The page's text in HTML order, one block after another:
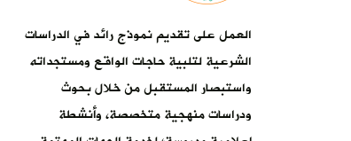
العمل على تقديم نموذج رائد في الدراسات
الشرعية لتلبية حاجات الواقع ومستجداته
واستبصار المستقبل من خلال بحوث
ودراسات منهجية متخصصة، وأنشطة